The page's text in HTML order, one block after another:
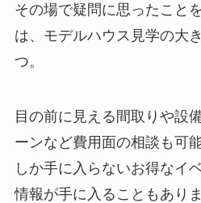
その場で疑問に思ったこと
は、モデルハウス見学の大
つ。
目の前に見える間取りや設
ーンなど費用面の相談も可
しか手に入らないお得なイ
情報が手に入ることもありま